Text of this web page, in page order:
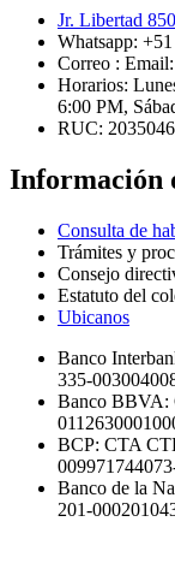
Jr. Libertad
Whatsapp:
Correo :
Horarios:
6:00 PM,
RUC:
Información
Consulta de
Trámites y
Consejo
Estatuto del
Ubicanos
Banco
335-
Banco BBVA:
BCP: CTA
Banco de la
201-